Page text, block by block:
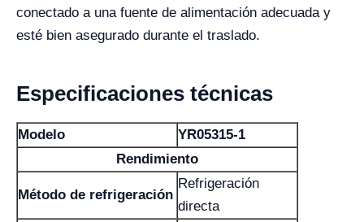
conectado a una fuente de alimentación adecuada y
esté bien asegurado durante el traslado.
Especificaciones técnicas
Modelo
YR05315-1
Rendimiento
Método de refrigeración
Refrigeración
directa